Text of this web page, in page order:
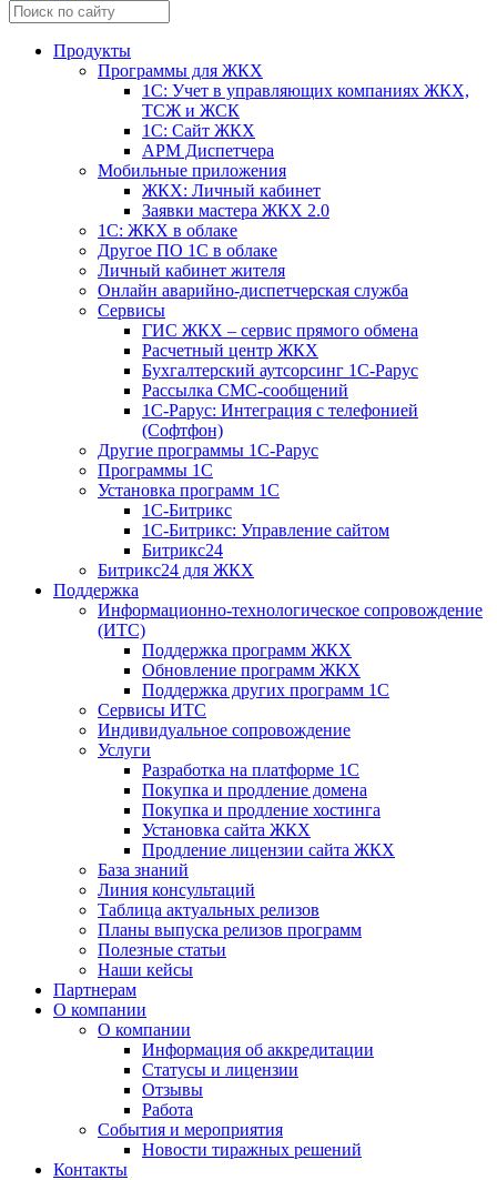
Продукты
Программы для ЖКХ
1С: Учет в управляющих компаниях ЖКХ,
ТСЖ и ЖСК
1С: Сайт ЖКХ
АРМ Диспетчера
Мобильные приложения
ЖКХ: Личный кабинет
Заявки мастера ЖКХ 2.0
1С: ЖКХ в облаке
Другое ПО 1С в облаке
Личный кабинет жителя
Онлайн аварийно-диспетчерская служба
Сервисы
ГИС ЖКХ – сервис прямого обмена
Расчетный центр ЖКХ
Бухгалтерский аутсорсинг 1С-Рарус
Рассылка СМС-сообщений
1С-Рарус: Интеграция с телефонией
(Софтфон)
Другие программы 1С-Рарус
Программы 1С
Установка программ 1С
1С-Битрикс
1С-Битрикс: Управление сайтом
Битрикс24
Битрикс24 для ЖКХ
Поддержка
Информационно-технологическое сопровождение
(ИТС)
Поддержка программ ЖКХ
Обновление программ ЖКХ
Поддержка других программ 1С
Сервисы ИТС
Индивидуальное сопровождение
Услуги
Разработка на платформе 1С
Покупка и продление домена
Покупка и продление хостинга
Установка сайта ЖКХ
Продление лицензии сайта ЖКХ
База знаний
Линия консультаций
Таблица актуальных релизов
Планы выпуска релизов программ
Полезные статьи
Наши кейсы
Партнерам
О компании
О компании
Информация об аккредитации
Статусы и лицензии
Отзывы
Работа
События и мероприятия
Новости тиражных решений
Контакты